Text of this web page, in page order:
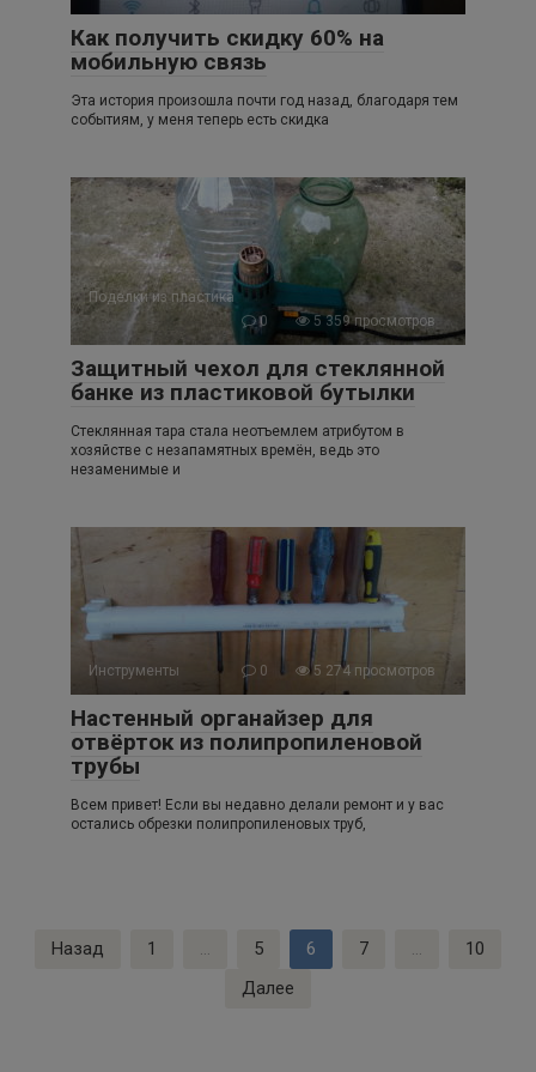
Как получить скидку 60% на
мобильную связь
Эта история произошла почти год назад, благодаря тем
событиям, у меня теперь есть скидка
Поделки из пластика
0
5 359 просмотров
Защитный чехол для стеклянной
банке из пластиковой бутылки
Стеклянная тара стала неотъемлем атрибутом в
хозяйстве с незапамятных времён, ведь это
незаменимые и
Инструменты 0 5 274 просмотров
Настенный органайзер для
отвёрток из полипропиленовой
трубы
Всем привет! Если вы недавно делали ремонт и у вас
остались обрезки полипропиленовых труб,
Пагинация
Назад 1 … 5 6 7 …
10
Далее